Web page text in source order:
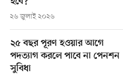
২৬ জুলাই ২০২৬
২৫ বছর পূরণ হওয়ার আগে
পদত্যাগ করলে পাবে না পেনশন
সুবিধা